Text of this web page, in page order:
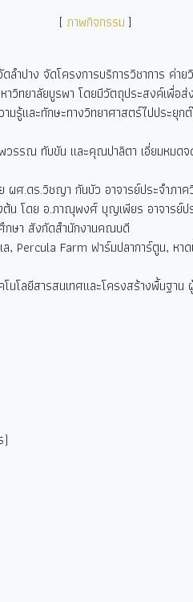
[ ภาพกิจกรรม ]
ปาง จัดโครงการบริการวิชาการ ค่า
าลัยบูรพา โดยมีวัตถุประสงค์เพื่อส่
รู้และทักษะทางวิทยาศาสตร์ไปประยุ
รณ ทับขัน และคุณปาลิตา เอี่ยมหมด
ศ.ดร.วิชญา กันบัว อาจารย์ประจำภาค
น โดย อ.ภาณุพงศ์ บุญเพียร อาจาร
กษา สังกัดสำนักงานคณบดี
Farm ฟาร์มปลาการ์ตูน, หาด
ลยีสารสนเทศและโครงสร้างพื้นฐา
)